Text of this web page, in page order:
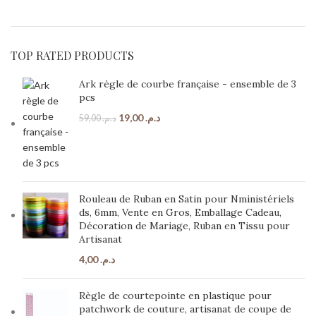
TOP RATED PRODUCTS
Ark règle de courbe française - ensemble de 3
pcs
د.م.59,00 د.م.19,00
Rouleau de Ruban en Satin pour Nministériels
ds, 6mm, Vente en Gros, Emballage Cadeau,
Décoration de Mariage, Ruban en Tissu pour
Artisanat
د.م.4,00
Règle de courtepointe en plastique pour
patchwork de couture, artisanat de coupe de